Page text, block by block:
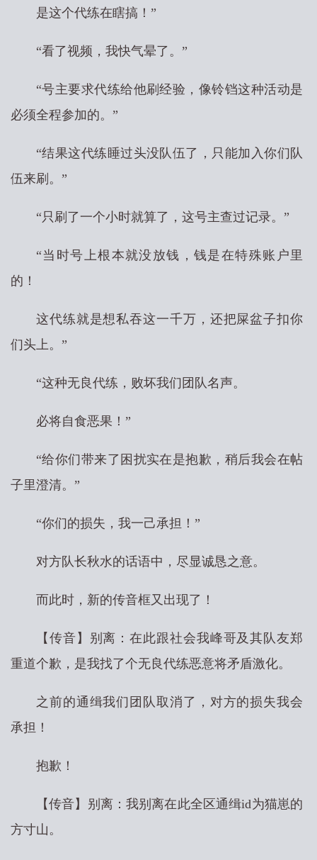
是这个代练在瞎搞！”
“看了视频，我快气晕了。”
“号主要求代练给他刷经验，像铃铛这种活动是
必须全程参加的。”
“结果这代练睡过头没队伍了，只能加入你们队
伍来刷。”
“只刷了一个小时就算了，这号主查过记录。”
“当时号上根本就没放钱，钱是在特殊账户里
的！
这代练就是想私吞这一千万，还把屎盆子扣你
们头上。”
“这种无良代练，败坏我们团队名声。
必将自食恶果！”
“给你们带来了困扰实在是抱歉，稍后我会在帖
子里澄清。”
“你们的损失，我一己承担！”
对方队长秋水的话语中，尽显诚恳之意。
而此时，新的传音框又出现了！
【传音】别离：在此跟社会我峰哥及其队友郑
重道个歉，是我找了个无良代练恶意将矛盾激化。
之前的通缉我们团队取消了，对方的损失我会
承担！
抱歉！
【传音】别离：我别离在此全区通缉id为猫崽的
方寸山。